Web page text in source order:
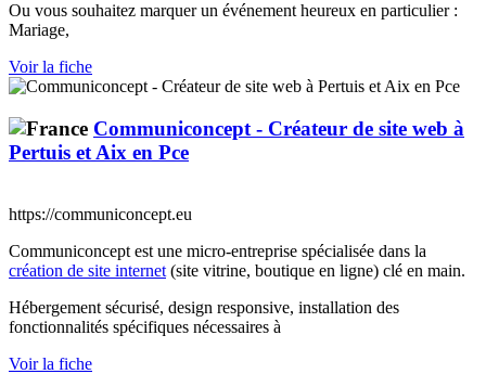
Ou vous souhaitez marquer un événement heureux en particulier :
Mariage,
Voir la fiche
Communiconcept - Créateur de site web à
Pertuis et Aix en Pce
https://communiconcept.eu
Communiconcept est une micro-entreprise spécialisée dans la
création de site internet (site vitrine, boutique en ligne) clé en main.
Hébergement sécurisé, design responsive, installation des
fonctionnalités spécifiques nécessaires à
Voir la fiche